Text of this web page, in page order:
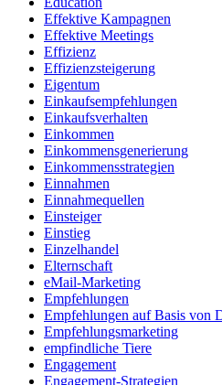
Effektive Kampagnen
Effektive Meetings
Effizienz
Effizienzsteigerung
Eigentum
Einkaufsempfehlungen
Einkaufsverhalten
Einkommen
Einkommensgenerierung
Einkommensstrategien
Einnahmen
Einnahmequellen
Einsteiger
Einstieg
Einzelhandel
Elternschaft
eMail-Marketing
Empfehlungen
Empfehlungen auf Basis von
Empfehlungsmarketing
empfindliche Tiere
Engagement
Engagement-Strategien